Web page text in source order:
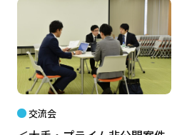
交流会